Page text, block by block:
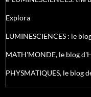
Explora
LUMINESCIENCES : le
MATH'MONDE, le blog
PHYSMATIQUES, le blog